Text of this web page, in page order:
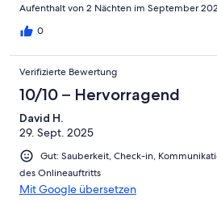
Aufenthalt von 2 Nächten im September
0
Verifizierte Bewertung
10/10 – Hervorragend
David H.
29. Sept. 2025
Gut: Sauberkeit, Check-in,
des Onlineauftritts
Mit Google übersetzen